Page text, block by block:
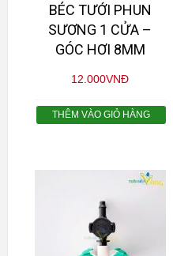
BÉC TƯỚI PHUN
SƯƠNG 1 CỬA –
GÓC HƠI 8MM
12.000VNĐ
THÊM VÀO GIỎ HÀNG